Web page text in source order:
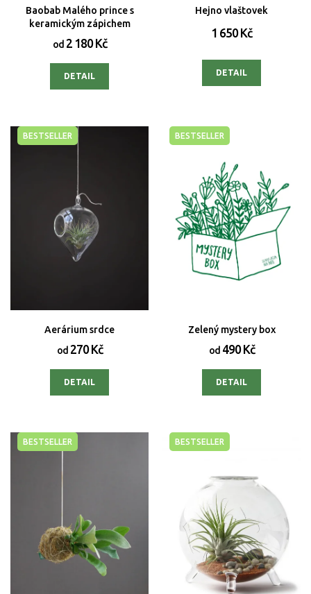
Baobab Malého prince s
keramickým zápichem
od2 180 Kč
DETAIL
Hejno vlaštovek
1 650 Kč
DETAIL
BESTSELLER
Aerárium srdce
od270 Kč
DETAIL
BESTSELLER
Zelený mystery box
od490 Kč
DETAIL
BESTSELLER BESTSELLER